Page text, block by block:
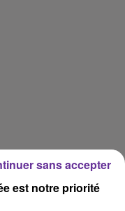
est notre priorité
sans accepter